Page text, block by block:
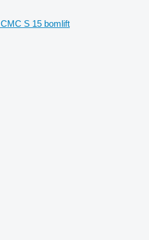
CMC S 15 bomlift